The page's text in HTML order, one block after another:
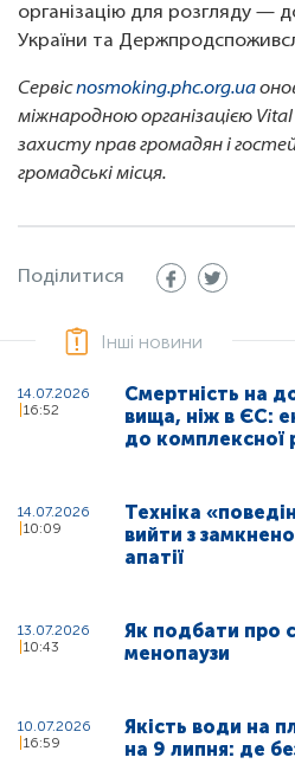
організацію для розгляду —
України та
Сервісnosmoking.phc.org.ua
міжнародною організацією Vital
захисту прав громадян і
громадські місця.
Поділитися
Інші новини
14.07.2026
16:52
Смертність на
вища, ніж в ЄС:
до комплексної
14.07.2026
10:09
Техніка
вийти з
апатії
13.07.2026
10:43
Як подбати про
менопаузи
10.07.2026
16:59
Якість води на
на 9 липня: де